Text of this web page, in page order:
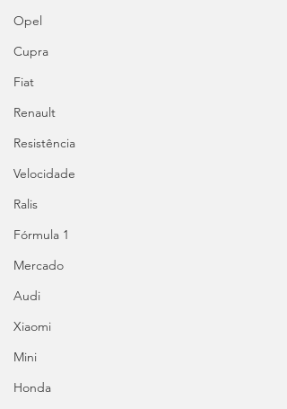
Opel
Cupra
Fiat
Renault
Resistência
Velocidade
Ralis
Fórmula 1
Mercado
Audi
Xiaomi
Mini
Honda